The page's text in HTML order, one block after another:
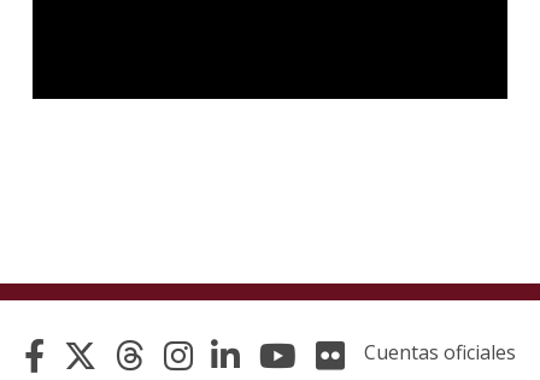
Cuentas oficiales